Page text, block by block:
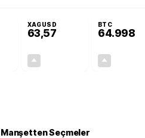
XAGUSD
63,57
BTC
64.998
Manşetten Seçmeler